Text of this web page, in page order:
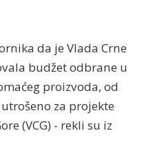
da je Vlada Crne
budžet odbrane u
proizvoda, od
za projekte
(VCG) - rekli su iz